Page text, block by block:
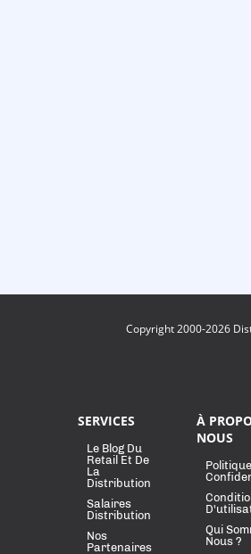
Copyright 2000-2026
SERVICES
Le Blog Du
Retail Et De
La
Distribution
Salaires
Distribution
Nos
Partenaires
À
NOUS
Qui
Nous ?